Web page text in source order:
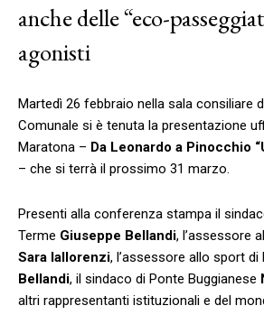
anche delle “eco-
agonisti
Martedì 26 febbraio nella sala consiliare
Comunale si è tenuta la presentazione
Maratona – Da Leonardo a Pinocchio
– che si terrà il prossimo 31 marzo.
Presenti alla conferenza stampa il
Terme Giuseppe Bellandi, l’assessore
Sara Iallorenzi, l’assessore allo sport di
Bellandi, il sindaco di Ponte Buggianese
altri rappresentanti istituzionali e del